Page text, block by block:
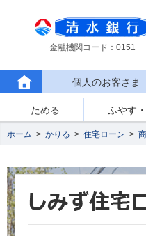
金融機関コード：0151
個人のお客さま
ためる ふやす
ホーム > かりる > 住宅ローン >